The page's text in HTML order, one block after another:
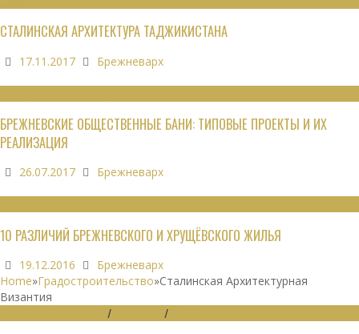
СТАЛИНСКАЯ АРХИТЕКТУРА ТАДЖИКИСТАНА
17.11.2017 Брежневарх
БРЕЖНЕВСКИЕ ОБЩЕСТВЕННЫЕ БАНИ: ТИПОВЫЕ ПРОЕКТЫ И ИХ
РЕАЛИЗАЦИЯ
26.07.2017 Брежневарх
10 РАЗЛИЧИЙ БРЕЖНЕВСКОГО И ХРУЩЁВСКОГО ЖИЛЬЯ
19.12.2016
Брежневарх
Home»Градостроительство»Сталинская Архитектурная
Византия
/ /